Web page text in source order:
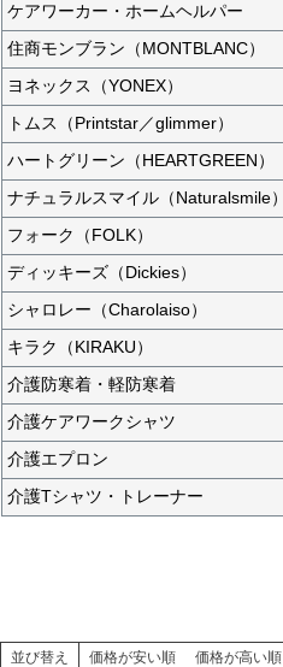
ケアワーカー・ホームヘルパー
住商モンブラン（MONTBLANC）
ヨネックス（YONEX）
トムス（Printstar／glimmer）
ハートグリーン（HEARTGREEN）
ナチュラルスマイル（Naturalsmile）
フォーク（FOLK）
ディッキーズ（Dickies）
シャロレー（Charolaiso）
キラク（KIRAKU）
介護防寒着・軽防寒着
介護ケアワークシャツ
介護エプロン
介護Tシャツ・トレーナー
並び替え 価格が安い順 価格が高い順